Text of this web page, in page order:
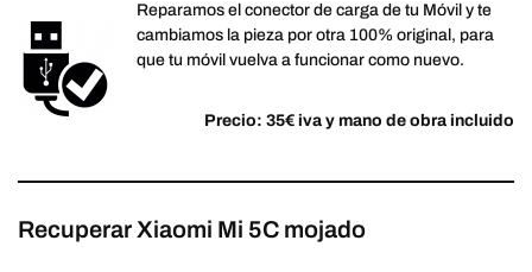
Reparamos el conector de carga de tu Móvil y te
cambiamos la pieza por otra 100% original, para
que tu móvil vuelva a funcionar como nuevo.
Precio: 35€ iva y mano de obra incluido
Recuperar Xiaomi Mi 5C mojado